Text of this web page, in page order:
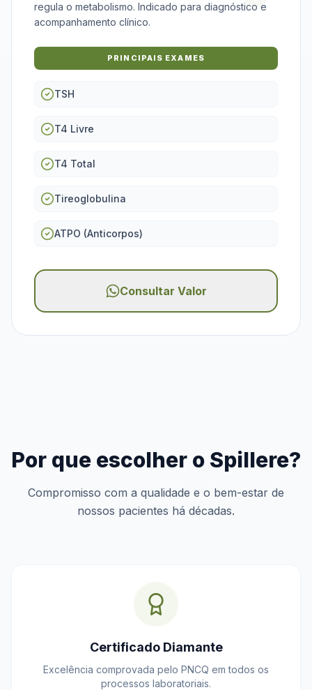
regula o metabolismo. Indicado para diagnóstico e
acompanhamento clínico.
PRINCIPAIS EXAMES
TSH
T4 Livre
T4 Total
Tireoglobulina
ATPO (Anticorpos)
Consultar Valor
Por que escolher o Spillere?
Compromisso com a qualidade e o bem-estar de
nossos pacientes há décadas.
Certificado Diamante
Excelência comprovada pelo PNCQ em todos os
processos laboratoriais.